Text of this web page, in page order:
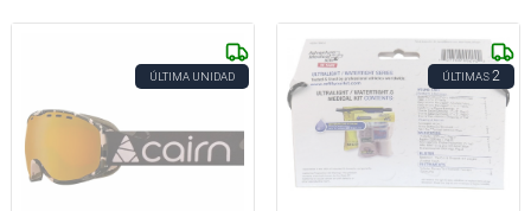
ÚLTIMA UNIDAD ÚLTIMAS2